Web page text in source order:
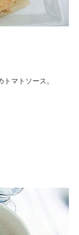
マトソース。